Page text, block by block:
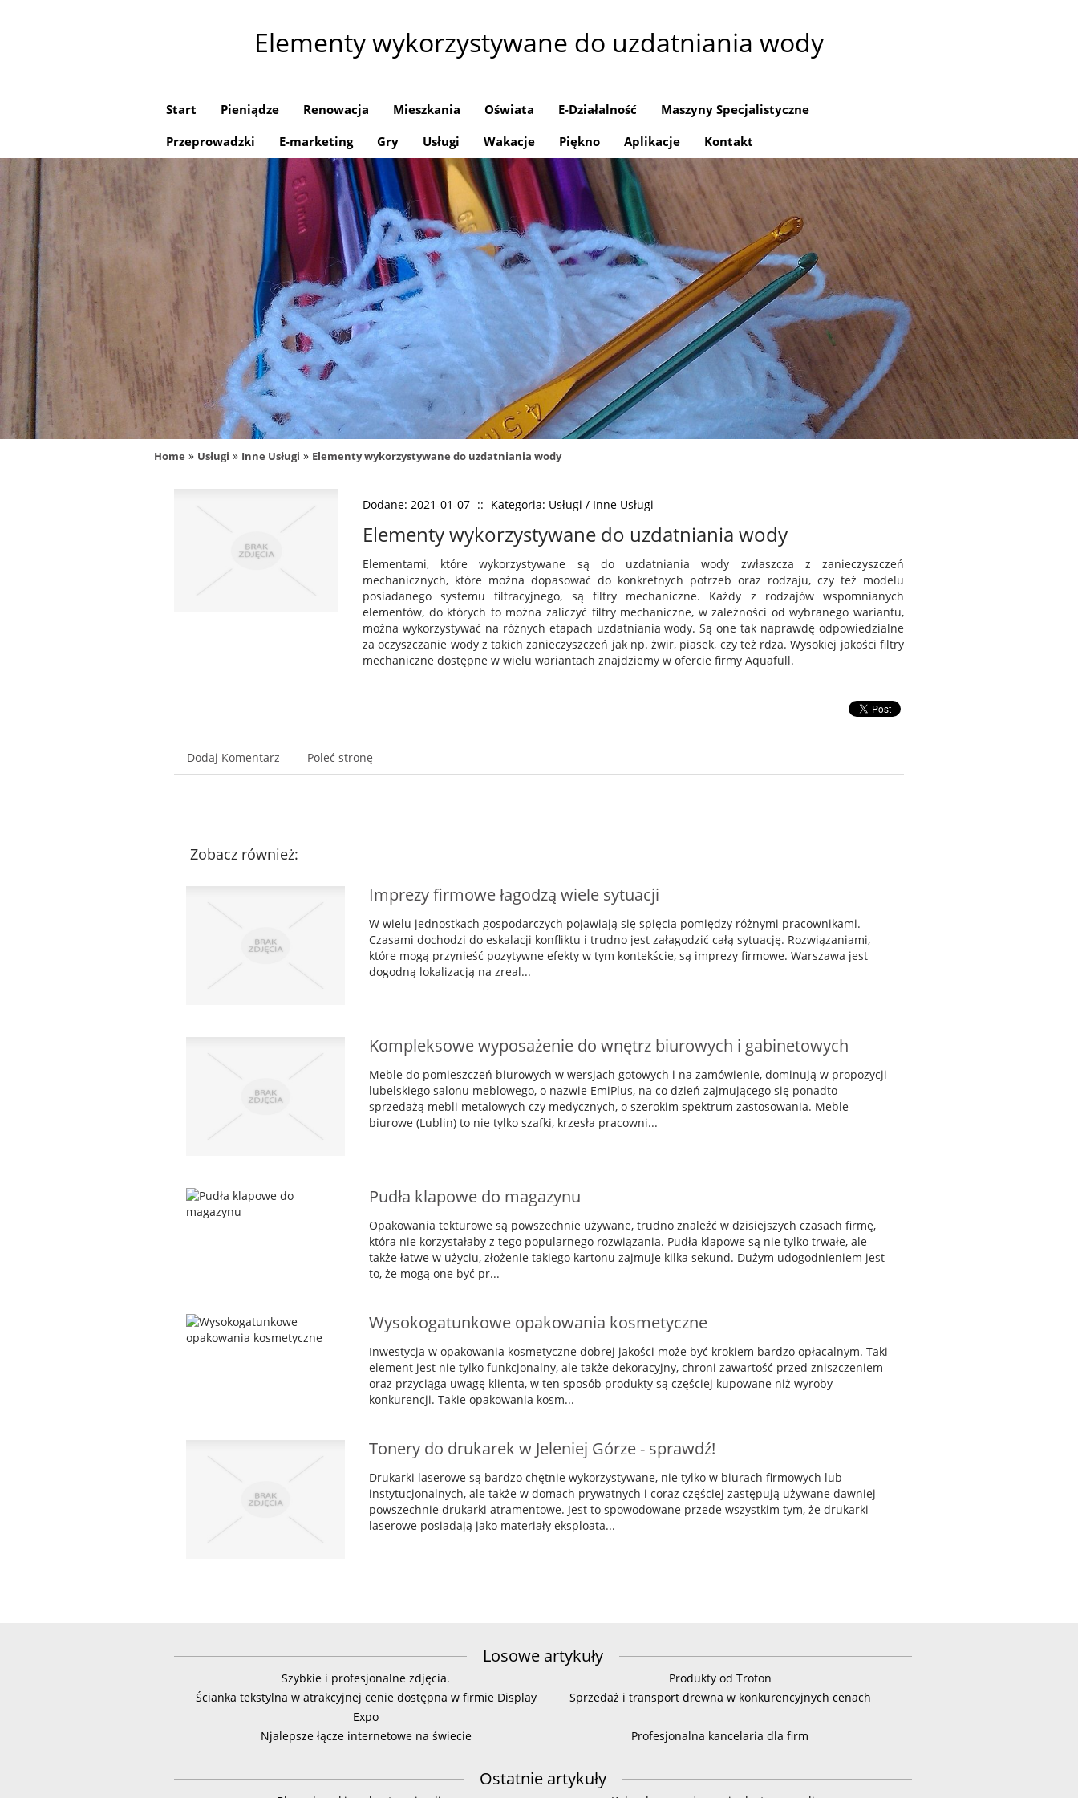
Elementy wykorzystywane do uzdatniania wody
Start Pieniądze Renowacja Mieszkania Oświata E-Działalność
Maszyny Specjalistyczne
Przeprowadzki
E-marketing Gry Usługi Wakacje Piękno Aplikacje Kontakt
Home » Usługi » Inne Usługi » Elementy wykorzystywane do uzdatniania wody
Dodane: 2021-01-07 :: Kategoria: Usługi / Inne Usługi
Elementy wykorzystywane do uzdatniania wody
Elementami, które wykorzystywane są do uzdatniania wody zwłaszcza z zanieczyszczeń
mechanicznych, które można dopasować do konkretnych potrzeb oraz rodzaju, czy też modelu
posiadanego systemu filtracyjnego, są filtry mechaniczne. Każdy z rodzajów wspomnianych
elementów, do których to można zaliczyć filtry mechaniczne, w zależności od wybranego wariantu,
można wykorzystywać na różnych etapach uzdatniania wody. Są one tak naprawdę odpowiedzialne
za oczyszczanie wody z takich zanieczyszczeń jak np. żwir, piasek, czy też rdza. Wysokiej jakości filtry
mechaniczne dostępne w wielu wariantach znajdziemy w ofercie firmy Aquafull.
Dodaj Komentarz Poleć stronę
Zobacz również:
Imprezy firmowe łagodzą wiele sytuacji
W wielu jednostkach gospodarczych pojawiają się spięcia pomiędzy różnymi pracownikami.
Czasami dochodzi do eskalacji konfliktu i trudno jest załagodzić całą sytuację. Rozwiązaniami,
które mogą przynieść pozytywne efekty w tym kontekście, są imprezy firmowe. Warszawa jest
dogodną lokalizacją na zreal...
Kompleksowe wyposażenie do wnętrz biurowych i gabinetowych
Meble do pomieszczeń biurowych w wersjach gotowych i na zamówienie, dominują w propozycji
lubelskiego salonu meblowego, o nazwie EmiPlus, na co dzień zajmującego się ponadto
sprzedażą mebli metalowych czy medycznych, o szerokim spektrum zastosowania. Meble
biurowe (Lublin) to nie tylko szafki, krzesła pracowni...
Pudła klapowe do magazynu
Opakowania tekturowe są powszechnie używane, trudno znaleźć w dzisiejszych czasach firmę,
która nie korzystałaby z tego popularnego rozwiązania. Pudła klapowe są nie tylko trwałe, ale
także łatwe w użyciu, złożenie takiego kartonu zajmuje kilka sekund. Dużym udogodnieniem jest
to, że mogą one być pr...
Wysokogatunkowe opakowania kosmetyczne
Inwestycja w opakowania kosmetyczne dobrej jakości może być krokiem bardzo opłacalnym. Taki
element jest nie tylko funkcjonalny, ale także dekoracyjny, chroni zawartość przed zniszczeniem
oraz przyciąga uwagę klienta, w ten sposób produkty są częściej kupowane niż wyroby
konkurencji. Takie opakowania kosm...
Tonery do drukarek w Jeleniej Górze - sprawdź!
Drukarki laserowe są bardzo chętnie wykorzystywane, nie tylko w biurach firmowych lub
instytucjonalnych, ale także w domach prywatnych i coraz częściej zastępują używane dawniej
powszechnie drukarki atramentowe. Jest to spowodowane przede wszystkim tym, że drukarki
laserowe posiadają jako materiały eksploata...
Losowe artykuły
Szybkie i profesjonalne zdjęcia.
Produkty od Troton
Ścianka tekstylna w atrakcyjnej cenie dostępna w firmie Display
Expo
Sprzedaż i transport drewna w konkurencyjnych cenach
Njalepsze łącze internetowe na świecie Profesjonalna kancelaria dla firm
Ostatnie artykuły